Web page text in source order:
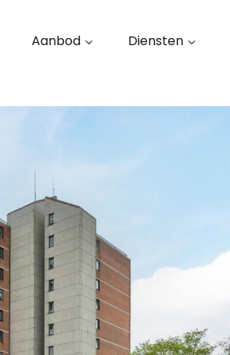
Aanbod Diensten